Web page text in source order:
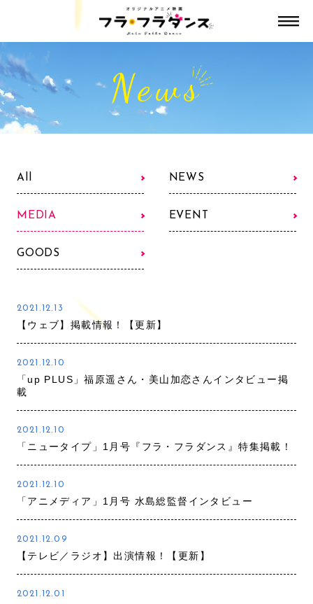
News
All NEWS
MEDIA EVENT
GOODS
2021.12.13
【ウェブ】掲載情報！【更新】
2021.12.10
「up PLUS」福原遥さん・美山加恋さんインタビュー掲
載
2021.12.10
「ニュータイプ」1月号『フラ・フラダンス』特集掲載！
2021.12.10
「アニメディア」1月号 水島総監督インタビュー
2021.12.09
【テレビ／ラジオ】出演情報！【更新】
2021.12.01